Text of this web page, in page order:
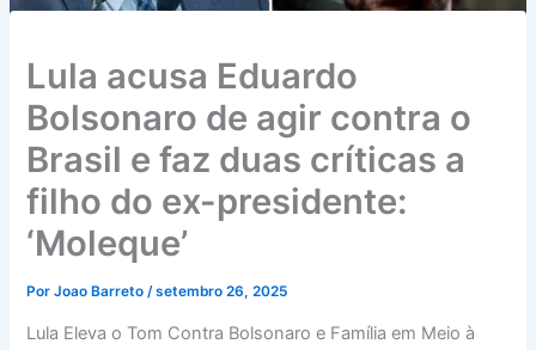
Lula acusa Eduardo
Bolsonaro de agir contra o
Brasil e faz duas críticas a
filho do ex-presidente:
‘Moleque’
PorJoao Barreto/setembro 26, 2025
Lula Eleva o Tom Contra Bolsonaro e Família em Meio à